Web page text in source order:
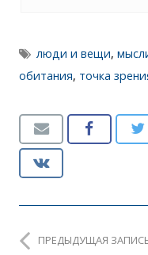
люди и вещи,
обитания, точка
ПРЕДЫДУЩАЯ